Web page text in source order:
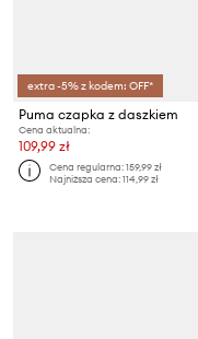
extra -5% z kodem: OFF*
Puma czapka z daszkiem
Cena aktualna:
109,99 zł
Cena regularna:159,99 zł
Najniższa cena:114,99 zł